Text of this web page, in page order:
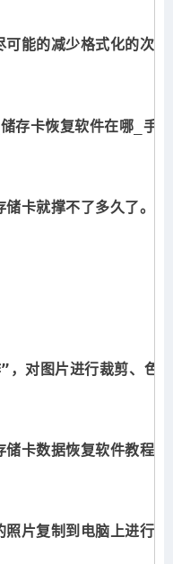
能的减少格式化的次
卡就撑不了多久了。
，对图片进行裁剪、色
储卡数据恢复软件教程
片复制到电脑上进行